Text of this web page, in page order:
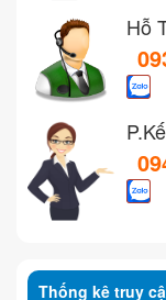
Hỗ
Thống kê truy